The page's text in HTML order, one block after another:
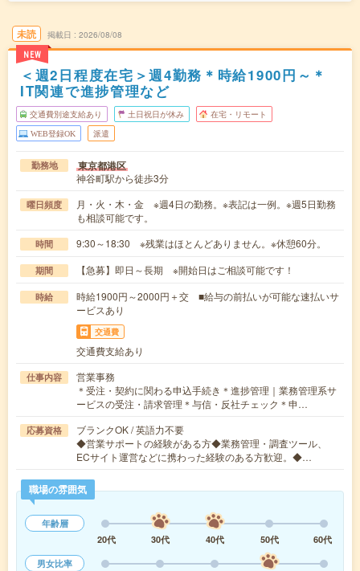
未読
NEW
掲載日 2026/08/08
＜週2日程度在宅＞週4勤務＊時給1900円～＊
IT関連で進捗管理など
交通費別途支給あり 土日祝日が休み 在宅・リモート
WEB登録OK 派遣
勤務地 東京都港区
神谷町駅から徒歩3分
曜日頻度
月・火・木・金 ※週4日の勤務。※表記は一例。※週5日勤務
も相談可能です。
時間 9:30～18:30 ※残業はほとんどありません。※休憩60分。
期間 【急募】即日～長期 ※開始日はご相談可能です！
時給
時給1900円～2000円＋交 ■給与の前払いが可能な速払いサ
ービスあり
交通費
交通費支給あり
仕事内容
営業事務
＊受注・契約に関わる申込手続き＊進捗管理｜業務管理系サ
ービスの受注・請求管理＊与信・反社チェック＊申…
応募資格
ブランクOK / 英語力不要
◆営業サポートの経験がある方◆業務管理・調査ツール、
ECサイト運営などに携わった経験のある方歓迎。◆…
職場の雰囲気
年齢層
20代
30代 40代 50代
60代
男女比率